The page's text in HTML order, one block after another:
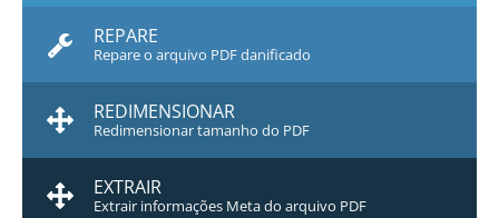
REPARE
Repare o arquivo PDF danificado
REDIMENSIONAR
Redimensionar tamanho do PDF
EXTRAIR
Extrair informações Meta do arquivo PDF